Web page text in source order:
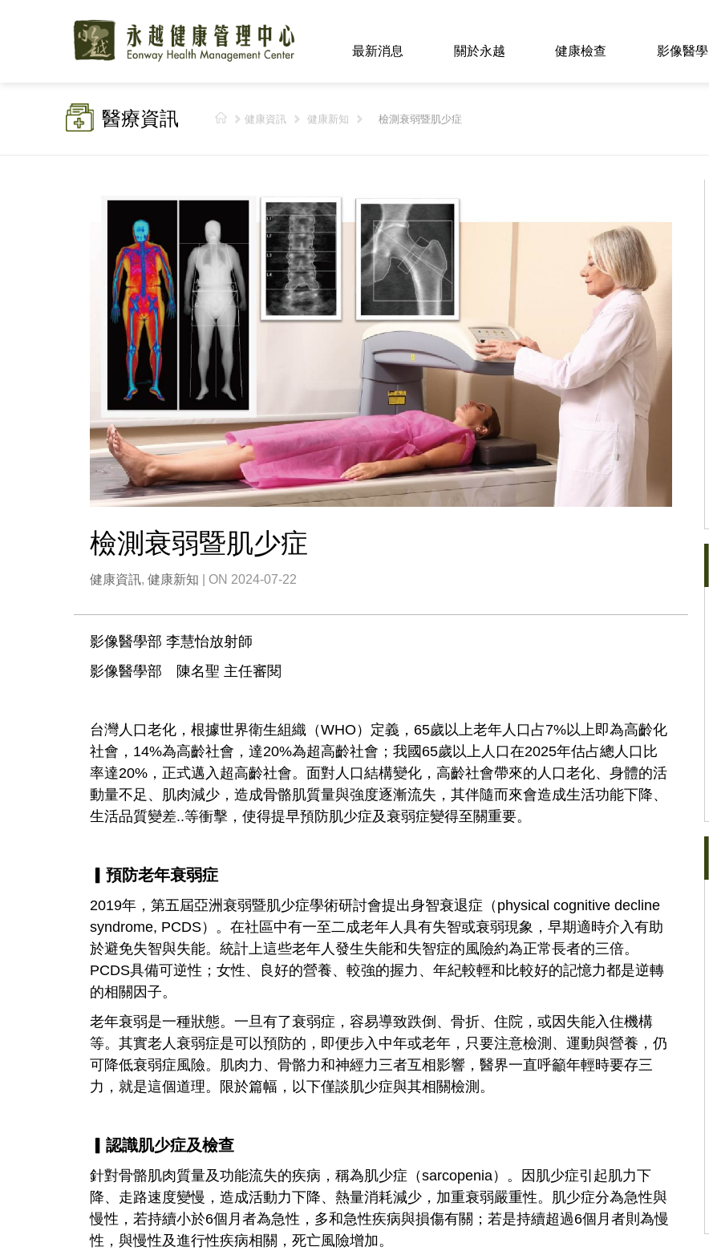
最新消息 關於永越 健康檢查 影像醫學
醫療資訊 健康資訊 健康新知 檢測衰弱暨肌少症
檢測衰弱暨肌少症
健康資訊, 健康新知 | ON 2024-07-22
影像醫學部 李慧怡放射師
影像醫學部 陳名聖 主任審閱
台灣人口老化，根據世界衛生組織（WHO）定義，65歲以上老年人口占7%以上即為高齡化
社會，14%為高齡社會，達20%為超高齡社會；我國65歲以上人口在2025年估占總人口比
率達20%，正式邁入超高齡社會。面對人口結構變化，高齡社會帶來的人口老化、身體的活
動量不足、肌肉減少，造成骨骼肌質量與強度逐漸流失，其伴隨而來會造成生活功能下降、
生活品質變差..等衝擊，使得提早預防肌少症及衰弱症變得至關重要。
▎預防老年衰弱症
2019年，第五屆亞洲衰弱暨肌少症學術研討會提出身智衰退症（physical cognitive decline
syndrome, PCDS）。在社區中有一至二成老年人具有失智或衰弱現象，早期適時介入有助
於避免失智與失能。統計上這些老年人發生失能和失智症的風險約為正常長者的三倍。
PCDS具備可逆性；女性、良好的營養、較強的握力、年紀較輕和比較好的記憶力都是逆轉
的相關因子。
老年衰弱是一種狀態。一旦有了衰弱症，容易導致跌倒、骨折、住院，或因失能入住機構
等。其實老人衰弱症是可以預防的，即便步入中年或老年，只要注意檢測、運動與營養，仍
可降低衰弱症風險。肌肉力、骨骼力和神經力三者互相影響，醫界一直呼籲年輕時要存三
力，就是這個道理。限於篇幅，以下僅談肌少症與其相關檢測。
▎認識肌少症及檢查
針對骨骼肌肉質量及功能流失的疾病，稱為肌少症（sarcopenia）。因肌少症引起肌力下
降、走路速度變慢，造成活動力下降、熱量消耗減少，加重衰弱嚴重性。肌少症分為急性與
慢性，若持續小於6個月者為急性，多和急性疾病與損傷有關；若是持續超過6個月者則為慢
性，與慢性及進行性疾病相關，死亡風險增加。